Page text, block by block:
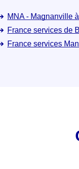
MNA - Magnanville
France services de
France services